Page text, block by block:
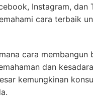
Instagram,
cara terbaik
cara
dan
kemungkinan